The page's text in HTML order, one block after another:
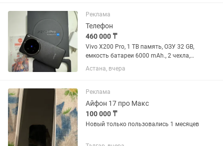
12GB GDDR6 SSD:...
Реклама
Телефон
460 000 ₸
Vivo X200 Pro, 1 TB память, ОЗУ 32 GB,
емкость батареи 6000 mAh., 2 чехла,
новая защитная пленка.
Астана, вчера
Реклама
Айфон 17 про Макс
100 000 ₸
Новый только пользовались 1 месяцев